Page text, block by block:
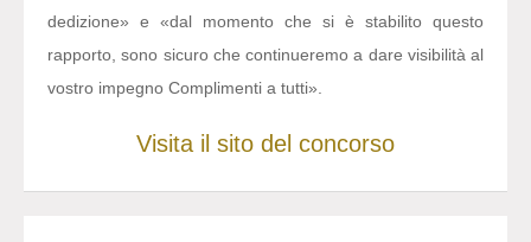
dedizione» e «dal momento che si è stabilito questo
rapporto, sono sicuro che continueremo a dare visibilità al
vostro impegno Complimenti a tutti».
Visita il sito del concorso